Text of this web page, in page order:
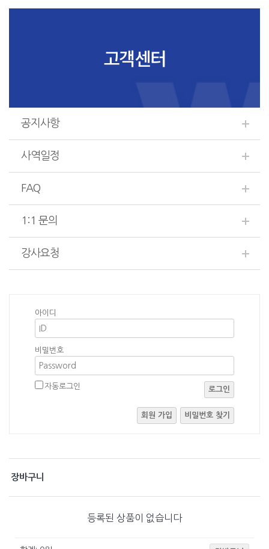
고객센터
공지사항
사역일정
FAQ
1:1 문의
강사요청
아이디
비밀번호
자동로그인 로그인
회원 가입 비밀번호 찾기
장바구니
등록된 상품이 없습니다